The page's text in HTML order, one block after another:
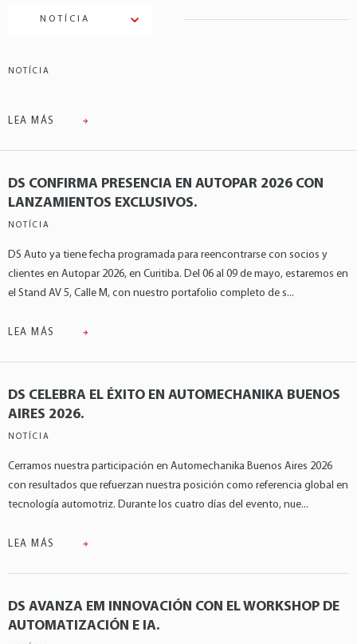
NOTÍCIA
NOTÍCIA
LEA MÁS
DS CONFIRMA PRESENCIA EN AUTOPAR 2026 CON
LANZAMIENTOS EXCLUSIVOS.
NOTÍCIA
DS Auto ya tiene fecha programada para reencontrarse con socios y
clientes en Autopar 2026, en Curitiba. Del 06 al 09 de mayo, estaremos en
el Stand AV 5, Calle M, con nuestro portafolio completo de s...
LEA MÁS
DS CELEBRA EL ÉXITO EN AUTOMECHANIKA BUENOS
AIRES 2026.
NOTÍCIA
Cerramos nuestra participación en Automechanika Buenos Aires 2026
con resultados que refuerzan nuestra posición como referencia global en
tecnología automotriz. Durante los cuatro días del evento, nue...
LEA MÁS
DS AVANZA EM INNOVACIÓN CON EL WORKSHOP DE
AUTOMATIZACIÓN E IA.